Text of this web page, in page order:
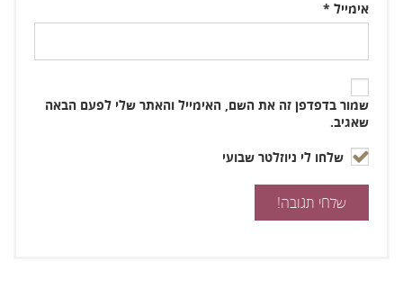
אימייל *
שמור בדפדפן זה את השם, האימייל והאתר שלי לפעם הבאה
שאגיב.
שלחו לי ניוזלטר שבועי